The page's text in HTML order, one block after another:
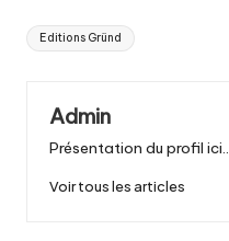
Tags:
Editions Gründ
Admin
Présentation du profil ici..
Voir tous les articles